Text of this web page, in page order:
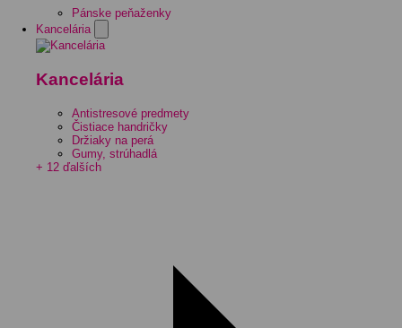
Pánske peňaženky
Kancelária
Kancelária
Antistresové predmety
Čistiace handričky
Držiaky na perá
Gumy, strúhadlá
+ 12 ďalších